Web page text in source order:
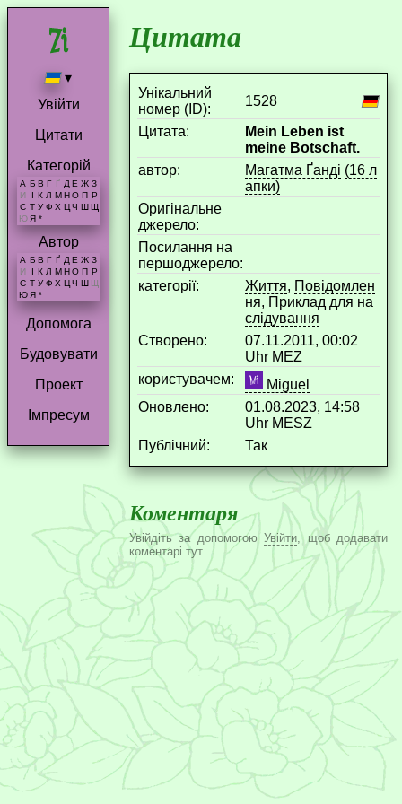
▾
Увійти
Цитати
Категорій
А Б В Г Ґ Д Е Ж З
И
І К Л М Н О П Р
С Т У Ф Х Ц Ч Ш Щ
Ю Я *
Автор
А Б В Г Ґ Д Е Ж З
И
К Л М Н О П Р
С Т У Ф Х Ц Ч Ш Щ
Ю Я *
Допомога
Будовувати
Проект
Імпресум
Цитата
Унікальний
номер (ID):
1528
Цитата:
Mein Leben ist
meine Botschaft.
aвтор:
Магатма Ґанді (16 л
апки)
Оригінальне
джерело:
Посилання на
першоджерело:
категорії:
Життя, Повідомлен
ня, Приклад для на
слідування
Створено:
07.11.2011, 00:02
Uhr MEZ
користувачем:
Miguel
Оновлено:
01.08.2023, 14:58
Uhr MESZ
Публічний:
Так
Коментаря
Увійдіть за допомогоюУвійти , щоб додавати
коментарі тут.